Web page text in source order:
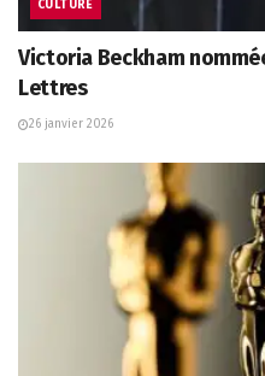
CULTURE
Victoria Beckham
Lettres
26 janvier 2026